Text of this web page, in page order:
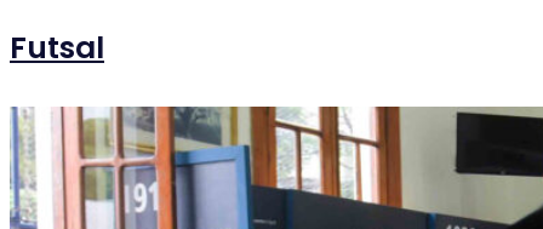
Futsal